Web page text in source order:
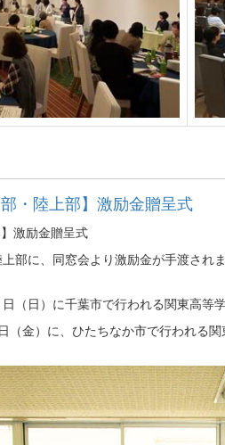
・陸上部】激励金贈呈式
激励金贈呈式
部に、同窓会より激励金が手渡され
（日）に千葉市で行われる関東高等
金）に、ひたちなか市で行われる